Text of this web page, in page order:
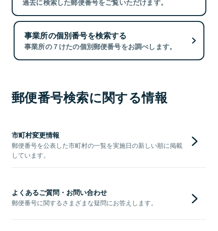
過去に検索した郵便番号をご覧いただけます。
事業所の個別番号を検索する
事業所の７けたの個別郵便番号をお調べします。
郵便番号検索に関する情報
市町村変更情報
郵便番号を公表した市町村の一覧を実施日の新しい順に掲載
しています。
よくあるご質問・お問い合わせ
郵便番号に関するさまざまな疑問にお答えします。